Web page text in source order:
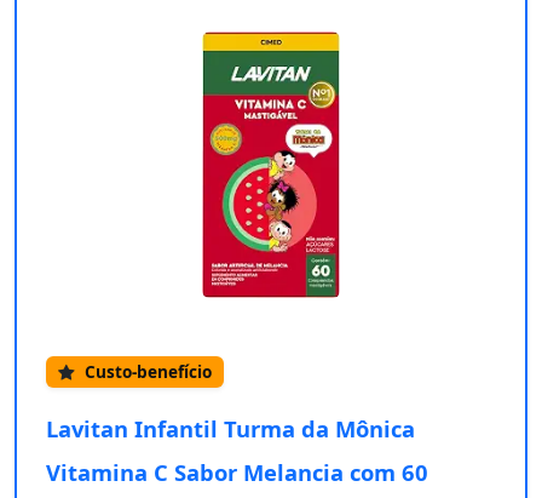
Custo-benefício
Lavitan Infantil Turma da Mônica
Vitamina C Sabor Melancia com 60